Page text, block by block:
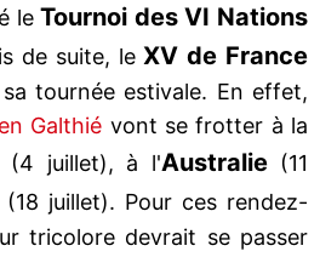
leTournoi des VI Nations
de suite, leXV de France
tournée estivale. En effet,
Galthié vont se frotter à la
(4 juillet), à l'Australie(11
(18 juillet). Pour ces rendez-
tricolore devrait se passer